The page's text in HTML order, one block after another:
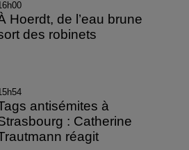
Hoerdt, de l’eau brune
des robinets
antisémites à
: Catherine
réagit